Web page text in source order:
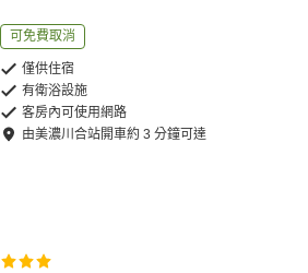
可免費取消
僅供住宿
有衛浴設施
客房內可使用網路
由美濃川合站開車約3 分鐘可達